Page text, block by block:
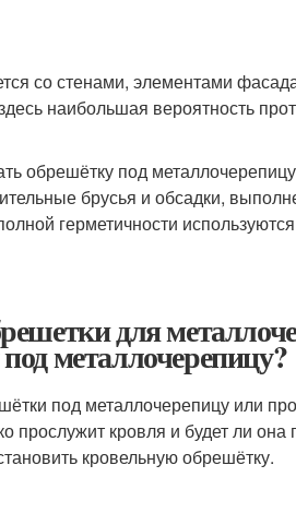
со стенами, элементами
наибольшая вероятность
обрешётку под
брусья и обсадки,
герметичности
для
металлочерепицу?
под металлочерепицу или
прослужит кровля и будет ли
кровельную обрешётку.